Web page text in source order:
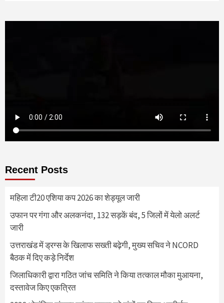
Recent Posts
महिला टी20 एशिया कप 2026 का शेड्यूल जारी
उफान पर गंगा और अलकनंदा, 132 सड़कें बंद, 5 जिलों में येलो अलर्ट
जारी
उत्तराखंड में ड्रग्स के खिलाफ सख्ती बढ़ेगी, मुख्य सचिव ने NCORD
बैठक में दिए कड़े निर्देश
जिलाधिकारी द्वारा गठित जांच समिति ने किया तत्काल मौका मुआयना,
दस्तावेज किए एकत्रित